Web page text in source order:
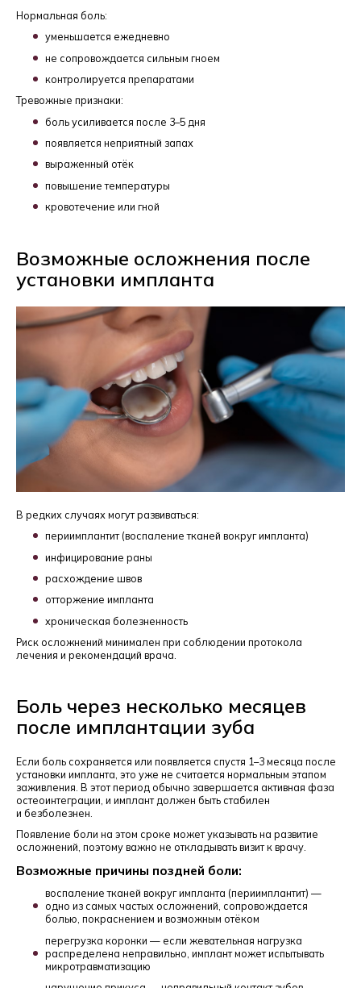
Нормальная боль:
уменьшается ежедневно
не сопровождается сильным гноем
контролируется препаратами
Тревожные признаки:
боль усиливается после 3–5 дня
появляется неприятный запах
выраженный отёк
повышение температуры
кровотечение или гной
Возможные осложнения после
установки импланта
В редких случаях могут развиваться:
периимплантит (воспаление тканей вокруг импланта)
инфицирование раны
расхождение швов
отторжение импланта
хроническая болезненность
Риск осложнений минимален при соблюдении протокола
лечения и рекомендаций врача.
Боль через несколько месяцев
после имплантации зуба
Если боль сохраняется или появляется спустя 1–3 месяца после
установки импланта, это уже не считается нормальным этапом
заживления. В этот период обычно завершается активная фаза
остеоинтеграции, и имплант должен быть стабилен
и безболезнен.
Появление боли на этом сроке может указывать на развитие
осложнений, поэтому важно не откладывать визит к врачу.
Возможные причины поздней боли:
воспаление тканей вокруг импланта (периимплантит) —
одно из самых частых осложнений, сопровождается
болью, покраснением и возможным отёком
перегрузка коронки — если жевательная нагрузка
распределена неправильно, имплант может испытывать
микротравматизацию